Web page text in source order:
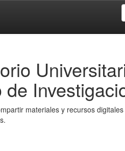
de
materiales y recursos